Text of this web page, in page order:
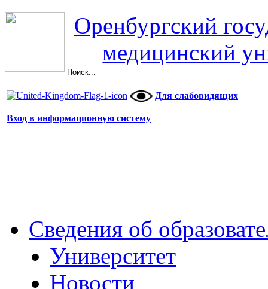
Оренбургский
медицинский
Для слабовидящих
Вход в информационную систему
Сведения об
Университет
Новости